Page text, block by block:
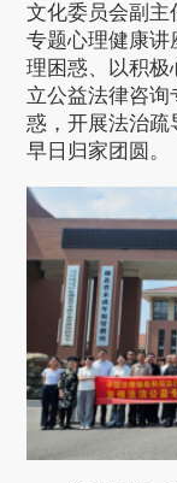
文化委员会副主
专题心理健康
理困惑、以积极
立公益法律咨
惑，开展法治疏
早日归家团圆。